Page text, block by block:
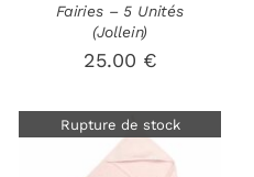
Fairies – 5 Unités
(Jollein)
25.00 €
Rupture de stock